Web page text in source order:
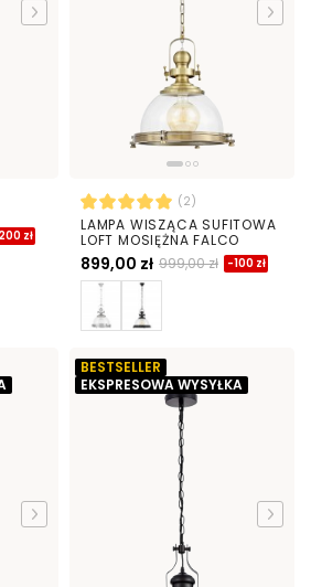
zł
(2)
LAMPA WISZĄCA SUFITOWA
LOFT MOSIĘŻNA FALCO
899,00 zł 999,00 zł -100 zł
BESTSELLER
EKSPRESOWA WYSYŁKA